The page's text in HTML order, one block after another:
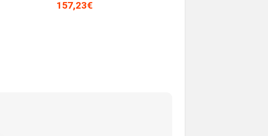
157,23€